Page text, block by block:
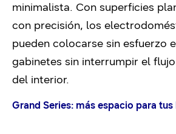
minimalista. Con superficies
con precisión, los
pueden colocarse sin esfuerzo
gabinetes sin interrumpir el
del interior.
Grand Series: más espacio para